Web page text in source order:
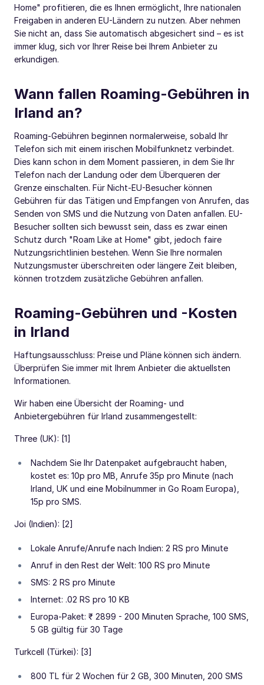
Home" profitieren, die es Ihnen ermöglicht, Ihre nationalen
Freigaben in anderen EU-Ländern zu nutzen. Aber nehmen
Sie nicht an, dass Sie automatisch abgesichert sind – es ist
immer klug, sich vor Ihrer Reise bei Ihrem Anbieter zu
erkundigen.
Wann fallen Roaming-Gebühren in
Irland an?
Roaming-Gebühren beginnen normalerweise, sobald Ihr
Telefon sich mit einem irischen Mobilfunknetz verbindet.
Dies kann schon in dem Moment passieren, in dem Sie Ihr
Telefon nach der Landung oder dem Überqueren der
Grenze einschalten. Für Nicht-EU-Besucher können
Gebühren für das Tätigen und Empfangen von Anrufen, das
Senden von SMS und die Nutzung von Daten anfallen. EU-
Besucher sollten sich bewusst sein, dass es zwar einen
Schutz durch "Roam Like at Home" gibt, jedoch faire
Nutzungsrichtlinien bestehen. Wenn Sie Ihre normalen
Nutzungsmuster überschreiten oder längere Zeit bleiben,
können trotzdem zusätzliche Gebühren anfallen.
Roaming-Gebühren und -Kosten
in Irland
Haftungsausschluss: Preise und Pläne können sich ändern.
Überprüfen Sie immer mit Ihrem Anbieter die aktuellsten
Informationen.
Wir haben eine Übersicht der Roaming- und
Anbietergebühren für Irland zusammengestellt:
Three (UK): [1]
Nachdem Sie Ihr Datenpaket aufgebraucht haben,
kostet es: 10p pro MB, Anrufe 35p pro Minute (nach
Irland, UK und eine Mobilnummer in Go Roam Europa),
15p pro SMS.
Joi (Indien): [2]
Lokale Anrufe/Anrufe nach Indien: 2 RS pro Minute
Anruf in den Rest der Welt: 100 RS pro Minute
SMS: 2 RS pro Minute
Internet: .02 RS pro 10 KB
Europa-Paket: ₹ 2899 - 200 Minuten Sprache, 100 SMS,
5 GB gültig für 30 Tage
Turkcell (Türkei): [3]
800 TL für 2 Wochen für 2 GB, 300 Minuten, 200 SMS